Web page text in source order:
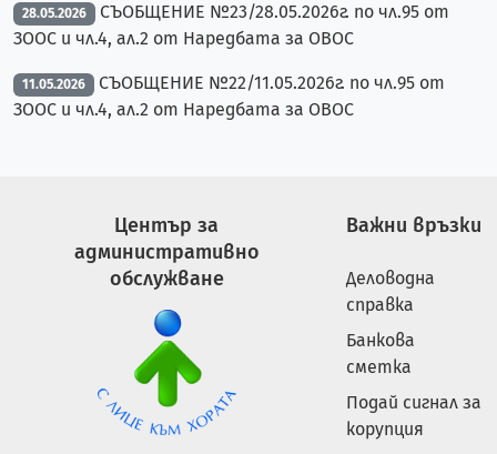
28.05.2026
СЪОБЩЕНИЕ №23/28.05.2026г. по чл.95 от
ЗООС и чл.4, ал.2 от Наредбата за ОВОС
11.05.2026
СЪОБЩЕНИЕ №22/11.05.2026г. по чл.95 от
ЗООС и чл.4, ал.2 от Наредбата за ОВОС
Център за
административно
обслужване
Важни връзки
Деловодна
справка
Банкова
сметка
Подай сигнал за
корупция